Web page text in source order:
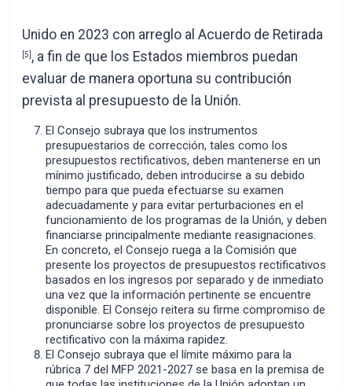
Unido en 2023 con arreglo al Acuerdo de Retirada
[5] , a fin de que los Estados miembros puedan
evaluar de manera oportuna su contribución
prevista al presupuesto de la Unión.
El Consejo subraya que los instrumentos
presupuestarios de corrección, tales como los
presupuestos rectificativos, deben mantenerse en un
mínimo justificado, deben introducirse a su debido
tiempo para que pueda efectuarse su examen
adecuadamente y para evitar perturbaciones en el
funcionamiento de los programas de la Unión, y deben
financiarse principalmente mediante reasignaciones.
En concreto, el Consejo ruega a la Comisión que
presente los proyectos de presupuestos rectificativos
basados en los ingresos por separado y de inmediato
una vez que la información pertinente se encuentre
disponible. El Consejo reitera su firme compromiso de
pronunciarse sobre los proyectos de presupuesto
rectificativo con la máxima rapidez.
El Consejo subraya que el límite máximo para la
rúbrica 7 del MFP 2021-2027 se basa en la premisa de